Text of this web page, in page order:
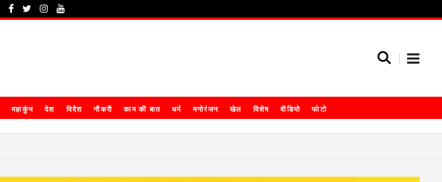
महाकुंभ देश विदेश नौकरी काम की बात धर्म मनोरंजन खेल विशेष वीडियो फोटो